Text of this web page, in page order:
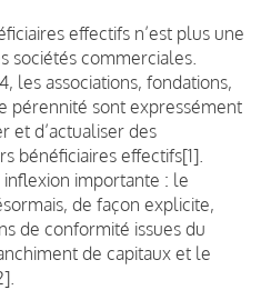
effectifs n’est plus une
sociétés commerciales.
les associations, fondations,
pérennité sont expressément
et d’actualiser des
bénéficiaires effectifs[1].
importante : le
de façon explicite,
de conformité issues du
de capitaux et le